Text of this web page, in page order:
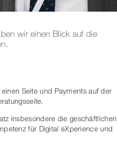
wir einen Blick auf die
Seite und Payments auf der
insbesondere die geschäftlichen
für Digital eXperience und